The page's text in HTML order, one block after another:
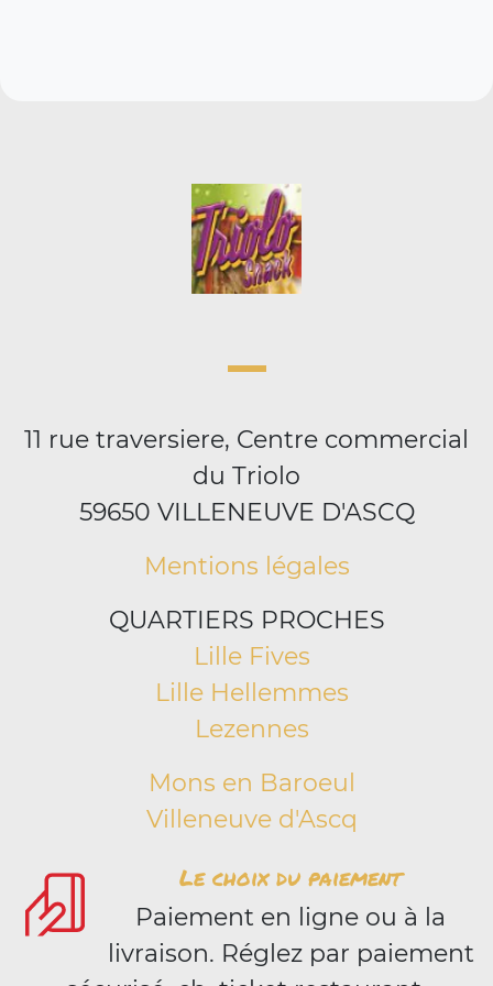
11 rue traversiere, Centre commercial
du Triolo
59650 VILLENEUVE D'ASCQ
Mentions légales
QUARTIERS PROCHES
Lille Fives
Lille Hellemmes
Lezennes
Mons en Baroeul
Villeneuve d'Ascq
Le choix du paiement
Paiement en ligne ou à la
livraison. Réglez par paiement